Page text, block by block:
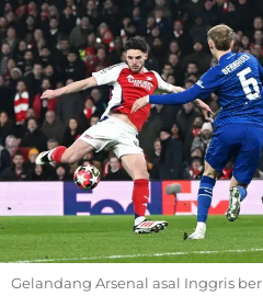
Gelandang Arsenal asal Inggris